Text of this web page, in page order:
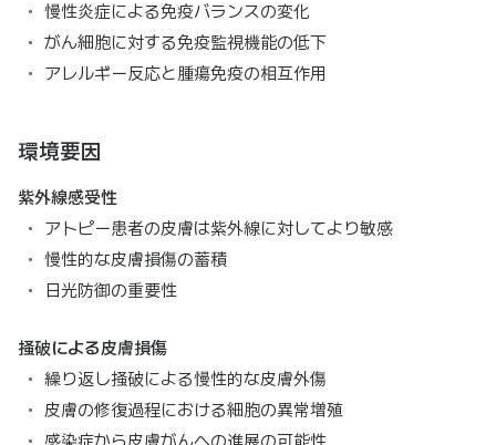
慢性炎症による免疫バランスの変化
がん細胞に対する免疫監視機能の低下
アレルギー反応と腫瘍免疫の相互作用
環境要因
紫外線感受性
アトピー患者の皮膚は紫外線に対してより敏感
慢性的な皮膚損傷の蓄積
日光防御の重要性
掻破による皮膚損傷
繰り返し掻破による慢性的な皮膚外傷
皮膚の修復過程における細胞の異常増殖